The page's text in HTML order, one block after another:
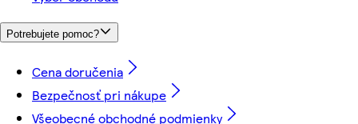
Potrebujete pomoc?
Cena doručenia
Bezpečnosť pri nákupe
Všeobecné obchodné podmienky